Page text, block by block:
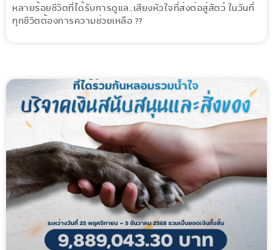
หลายร้อยชีวิตที่ได้รับการดูแล..เสียงหัวใจที่ส่งต่อสู่สัตว์ ในวันที่
ทุกชีวิตต้องการความช่วยเหลือ ??